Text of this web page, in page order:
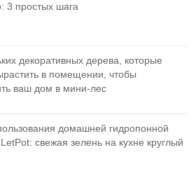
3 простых шага
декоративных дерева, которые
в помещении, чтобы
ваш дом в мини-лес
домашней гидропонной
свежая зелень на кухне круглый